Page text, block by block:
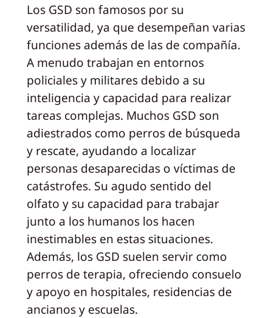
Los GSD son famosos por su
versatilidad, ya que desempeñan varias
funciones además de las de compañía.
A menudo trabajan en entornos
policiales y militares debido a su
inteligencia y capacidad para realizar
tareas complejas. Muchos GSD son
adiestrados como perros de búsqueda
y rescate, ayudando a localizar
personas desaparecidas o víctimas de
catástrofes. Su agudo sentido del
olfato y su capacidad para trabajar
junto a los humanos los hacen
inestimables en estas situaciones.
Además, los GSD suelen servir como
perros de terapia, ofreciendo consuelo
y apoyo en hospitales, residencias de
ancianos y escuelas.